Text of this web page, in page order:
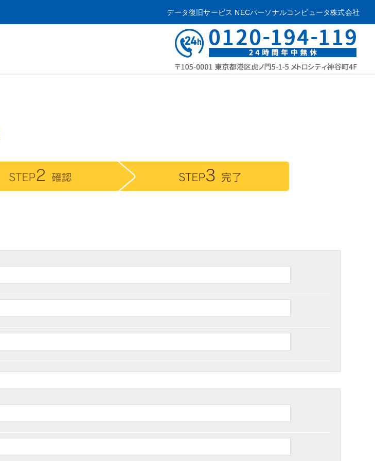
データ復旧サービス NECパーソナルコンピュータ株式会社